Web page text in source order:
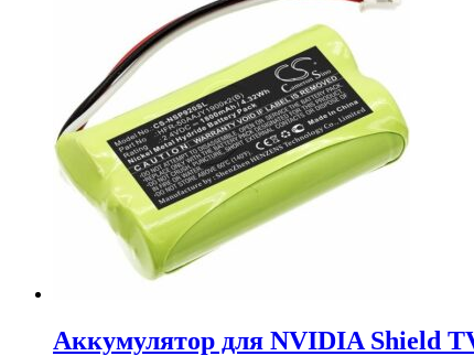
Аккумулятор для NVIDIA Shield